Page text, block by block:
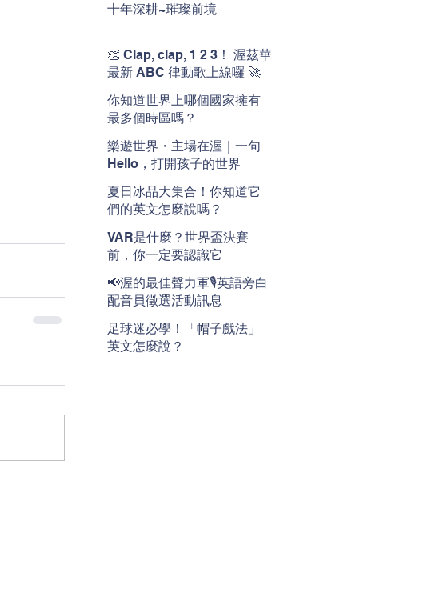
十年深耕~璀璨前境
👏 Clap, clap, 1 2 3！ 渥茲華
最新 ABC 律動歌上線囉 🚀
你知道世界上哪個國家擁有
最多個時區嗎？
樂遊世界・主場在渥｜一句
Hello，打開孩子的世界
夏日冰品大集合！你知道它
們的英文怎麼說嗎？
VAR是什麼？世界盃決賽
前，你一定要認識它
📢渥的最佳聲力軍🎙️英語旁白
配音員徵選活動訊息
足球迷必學！「帽子戲法」
英文怎麼說？